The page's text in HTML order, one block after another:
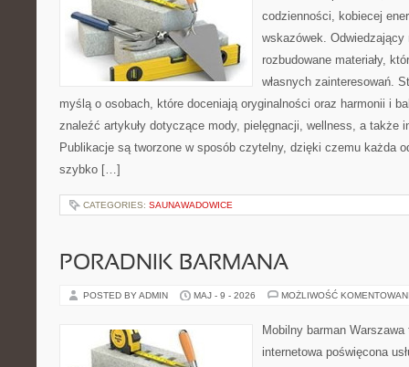
codzienności, kobiecej
wskazówek.
rozbudowane materiały,
własnych zainteresowań.
myślą o osobach, które doceniają oryginalności oraz harmonii i
znaleźć artykuły dotyczące mody, pielęgnacji, wellness, a także
Publikacje są tworzone w sposób czytelny, dzięki czemu każda
szybko […]
CATEGORIES: SAUNAWADOWICE
PORADNIK BARMANA
POSTED BY ADMIN MAJ - 9 - 2026 MOŻLIWOŚĆ
Mobilny barman
internetowa poświęcona